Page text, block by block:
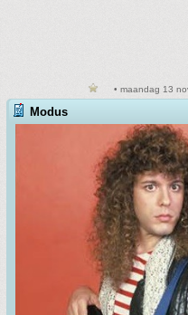
• maandag 13
Modus